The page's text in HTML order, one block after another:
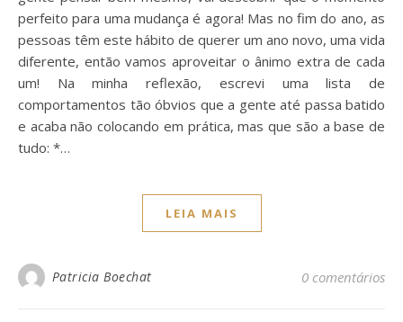
perfeito para uma mudança é agora! Mas no fim do ano, as
pessoas têm este hábito de querer um ano novo, uma vida
diferente, então vamos aproveitar o ânimo extra de cada
um! Na minha reflexão, escrevi uma lista de
comportamentos tão óbvios que a gente até passa batido
e acaba não colocando em prática, mas que são a base de
tudo: *…
LEIA MAIS
Patricia Boechat 0 comentários